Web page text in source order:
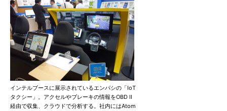
インテルブースに展示されているエンパシの「IoT
タクシー」。アクセルやブレーキの情報をOBD II
経由で収集、クラウドで分析する。社内にはAtom